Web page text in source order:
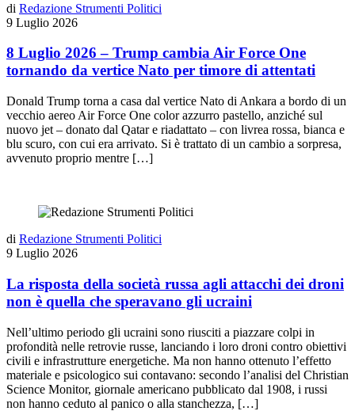
di Redazione Strumenti Politici
9 Luglio 2026
8 Luglio 2026 – Trump cambia Air Force One
tornando da vertice Nato per timore di attentati
Donald Trump torna a casa dal vertice Nato di Ankara a bordo di un
vecchio aereo Air Force One color azzurro pastello, anziché sul
nuovo jet – donato dal Qatar e riadattato – con livrea rossa, bianca e
blu scuro, con cui era arrivato. Si è trattato di un cambio a sorpresa,
avvenuto proprio mentre […]
di Redazione Strumenti Politici
9 Luglio 2026
La risposta della società russa agli attacchi dei droni
non è quella che speravano gli ucraini
Nell’ultimo periodo gli ucraini sono riusciti a piazzare colpi in
profondità nelle retrovie russe, lanciando i loro droni contro obiettivi
civili e infrastrutture energetiche. Ma non hanno ottenuto l’effetto
materiale e psicologico sui contavano: secondo l’analisi del Christian
Science Monitor, giornale americano pubblicato dal 1908, i russi
non hanno ceduto al panico o alla stanchezza, […]